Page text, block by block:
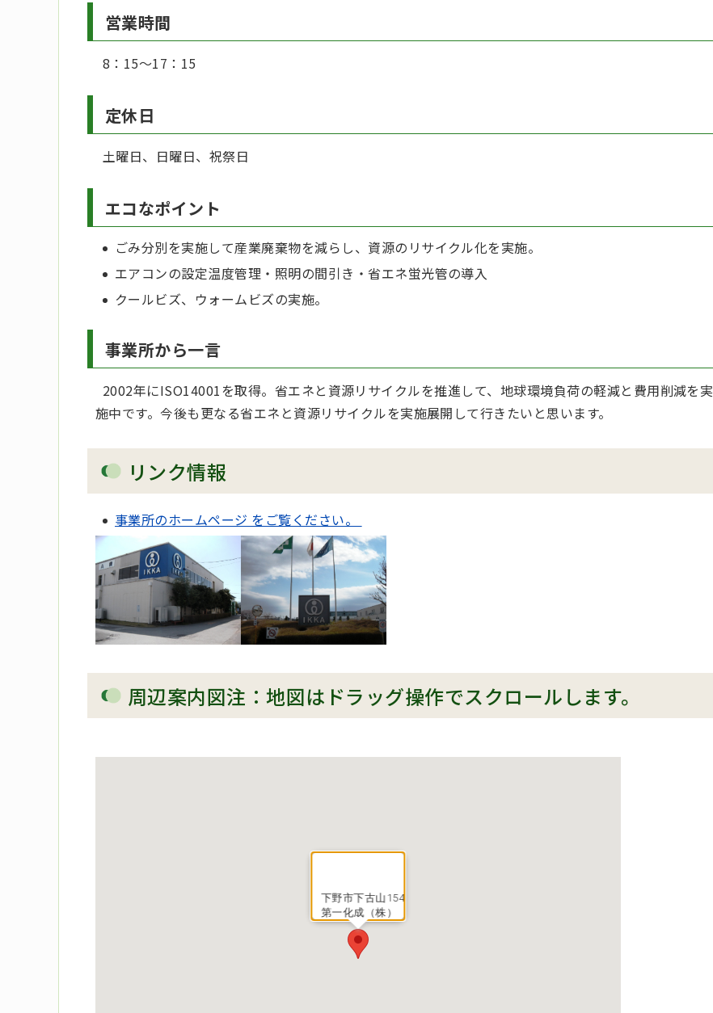
営業時間
8：15～17：15
定休日
土曜日、日曜日、祝祭日
エコなポイント
ごみ分別を実施して産業廃棄物を減らし、資源のリサイクル化を実施。
エアコンの設定温度管理・照明の間引き・省エネ蛍光管の導入
クールビズ、ウォームビズの実施。
事業所から一言
2002年にISO14001を取得。省エネと資源リサイクルを推進して、地球環境負荷の軽減と費用削減を実
施中です。今後も更なる省エネと資源リサイクルを実施展開して行きたいと思います。
リンク情報
事業所のホームページ をご覧ください。
周辺案内図注：地図はドラッグ操作でスクロールします。
下野市下古山154
第一化成（株）